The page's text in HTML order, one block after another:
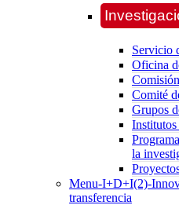
Servicio
Oficina
Comité
Grupos
la
Menu-I+D+I(2)-
transferencia